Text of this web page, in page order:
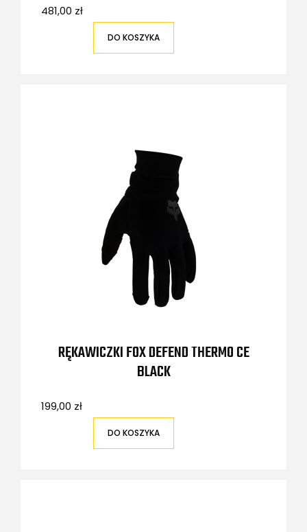
481,00 zł
DO KOSZYKA
RĘKAWICZKI FOX DEFEND THERMO CE
BLACK
199,00 zł
DO KOSZYKA